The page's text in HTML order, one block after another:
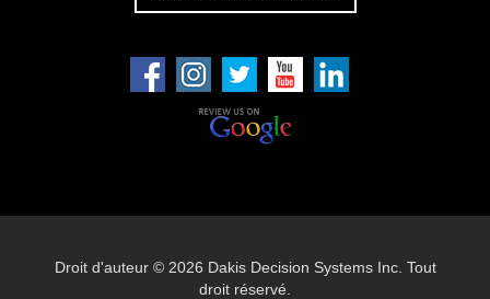
Droit d'auteur © 2026 Dakis Decision Systems Inc. Tout
droit réservé.